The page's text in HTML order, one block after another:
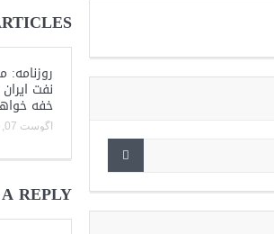
روزنامه:
نفت
خفه
آگوست 07, 2026
REPLY